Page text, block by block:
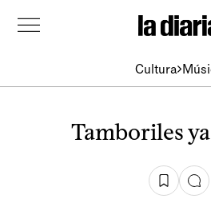
Cultura
Tamboriles